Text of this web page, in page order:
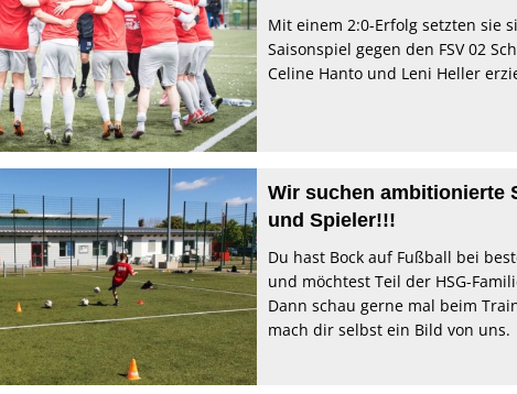
Mit einem 2:0-Erfolg setzten sie
Saisonspiel gegen den FSV 02
Celine Hanto und Leni Heller
Wir suchen ambitionierte
und Spieler!!!
Du hast Bock auf Fußball bei
und möchtest Teil der HSG-
Dann schau gerne mal beim
mach dir selbst ein Bild von uns.